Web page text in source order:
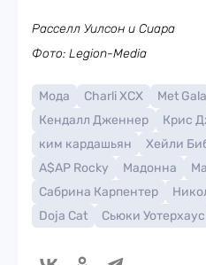
Расселл Уилсон и Сиара
Фото: Legion-Media
Мода Charli XCX Met Gala
Кендалл Дженнер
Крис
ким кардашьян
Хейли
A$AP Rocky
Мадонна
Сабрина Карпентер
Doja Cat
Сьюки Уотерхаус